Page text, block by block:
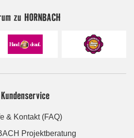
zu HORNBACH
Kundenservice
& Kontakt (FAQ)
Projektberatung